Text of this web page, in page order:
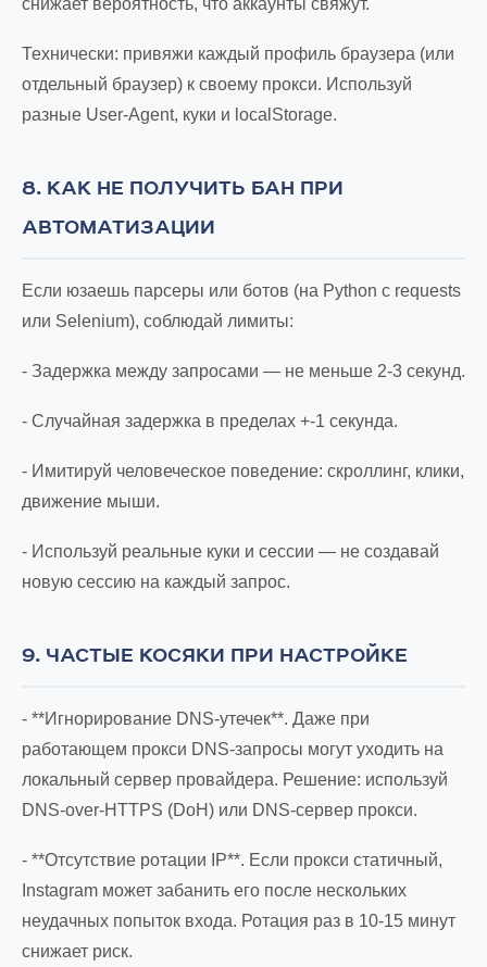
снижает вероятность, что аккаунты свяжут.
Технически: привяжи каждый профиль браузера (или
отдельный браузер) к своему прокси. Используй
разные User-Agent, куки и localStorage.
8. КАК НЕ ПОЛУЧИТЬ БАН ПРИ
АВТОМАТИЗАЦИИ
Если юзаешь парсеры или ботов (на Python с requests
или Selenium), соблюдай лимиты:
- Задержка между запросами — не меньше 2-3 секунд.
- Случайная задержка в пределах +-1 секунда.
- Имитируй человеческое поведение: скроллинг, клики,
движение мыши.
- Используй реальные куки и сессии — не создавай
новую сессию на каждый запрос.
9. ЧАСТЫЕ КОСЯКИ ПРИ НАСТРОЙКЕ
- **Игнорирование DNS-утечек**. Даже при
работающем прокси DNS-запросы могут уходить на
локальный сервер провайдера. Решение: используй
DNS-over-HTTPS (DoH) или DNS-сервер прокси.
- **Отсутствие ротации IP**. Если прокси статичный,
Instagram может забанить его после нескольких
неудачных попыток входа. Ротация раз в 10-15 минут
снижает риск.